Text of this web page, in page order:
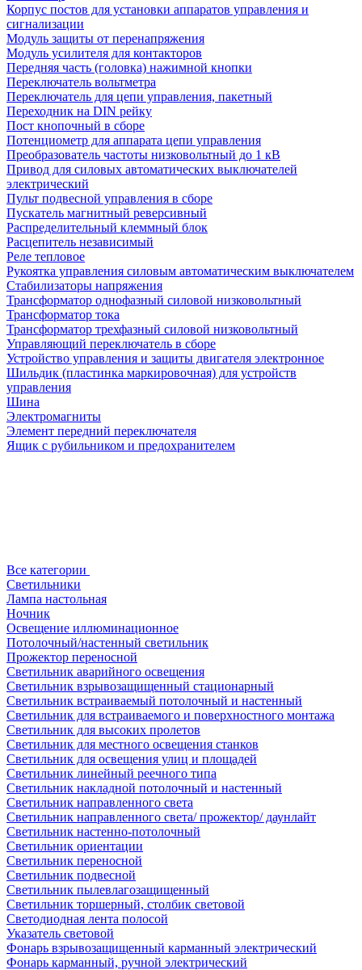
Корпус постов для установки аппаратов управления и
сигнализации
Модуль защиты от перенапряжения
Модуль усилителя для контакторов
Передняя часть (головка) нажимной кнопки
Переключатель вольтметра
Переключатель для цепи управления, пакетный
Переходник на DIN рейку
Пост кнопочный в сборе
Потенциометр для аппарата цепи управления
Преобразователь частоты низковольтный до 1 кВ
Привод для силовых автоматических выключателей
электрический
Пульт подвесной управления в сборе
Пускатель магнитный реверсивный
Распределительный клеммный блок
Расцепитель независимый
Реле тепловое
Рукоятка управления силовым автоматическим выключателем
Стабилизаторы напряжения
Трансформатор однофазный силовой низковольтный
Трансформатор тока
Трансформатор трехфазный силовой низковольтный
Управляющий переключатель в сборе
Устройство управления и защиты двигателя электронное
Шильдик (пластинка маркировочная) для устройств
управления
Шина
Электромагниты
Элемент передний переключателя
Ящик с рубильником и предохранителем
Все категории
Светильники
Лампа настольная
Ночник
Освещение иллюминационное
Потолочный/настенный светильник
Прожектор переносной
Светильник аварийного освещения
Светильник взрывозащищенный стационарный
Светильник встраиваемый потолочный и настенный
Светильник для встраиваемого и поверхностного монтажа
Светильник для высоких пролетов
Светильник для местного освещения станков
Светильник для освещения улиц и площадей
Светильник линейный реечного типа
Светильник накладной потолочный и настенный
Светильник направленного света
Светильник направленного света/ прожектор/ даунлайт
Светильник настенно-потолочный
Светильник ориентации
Светильник переносной
Светильник подвесной
Светильник пылевлагозащищенный
Светильник торшерный, столбик световой
Светодиодная лента полосой
Указатель световой
Фонарь взрывозащищенный карманный электрический
Фонарь карманный, ручной электрический